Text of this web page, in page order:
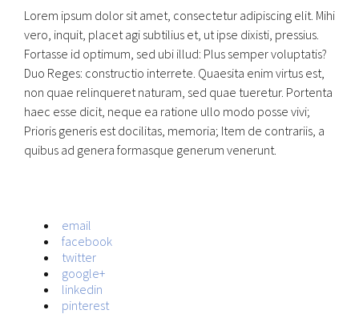
Lorem ipsum dolor sit amet, consectetur adipiscing elit. Mihi
vero, inquit, placet agi subtilius et, ut ipse dixisti, pressius.
Fortasse id optimum, sed ubi illud: Plus semper voluptatis?
Duo Reges: constructio interrete. Quaesita enim virtus est,
non quae relinqueret naturam, sed quae tueretur. Portenta
haec esse dicit, neque ea ratione ullo modo posse vivi;
Prioris generis est docilitas, memoria; Item de contrariis, a
quibus ad genera formasque generum venerunt.
email
facebook
twitter
google+
linkedin
pinterest